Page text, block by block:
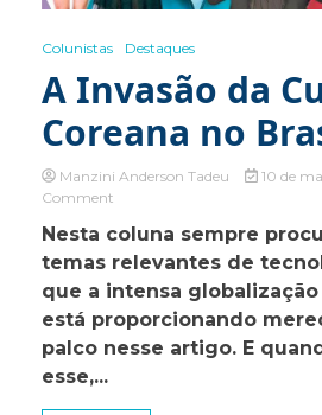
Colunistas Destaques
A Invasão da
Coreana no
Manzini Anderson Tadeu 10 de
Comment
Invasão
da
Cultura
Sul-
Coreana
no
Nesta coluna sempre
temas relevantes de
que a intensa
está proporcionando
palco nesse artigo. E
esse,...